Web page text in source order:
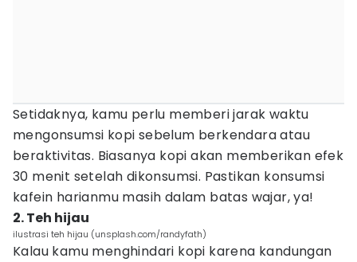
Setidaknya, kamu perlu memberi jarak waktu
mengonsumsi kopi sebelum berkendara atau
beraktivitas. Biasanya kopi akan memberikan efek
30 menit setelah dikonsumsi. Pastikan konsumsi
kafein harianmu masih dalam batas wajar, ya!
2. Teh hijau
ilustrasi teh hijau (unsplash.com/randyfath)
Kalau kamu menghindari kopi karena kandungan